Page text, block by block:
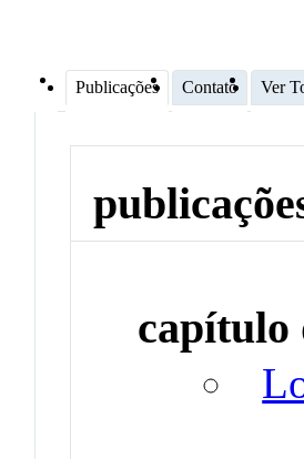
Publicações Contato Ver
capítulo